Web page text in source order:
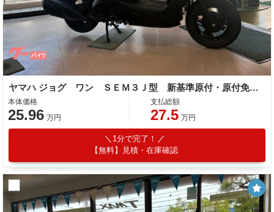
ヤマハ ジョグ ワン ＳＥＭ３Ｊ型 新基準原付・原付免許運転可
本体価格
25.96 万円
支払総額
27.5 万円
1分で完了！
【無料】見積・在庫確認